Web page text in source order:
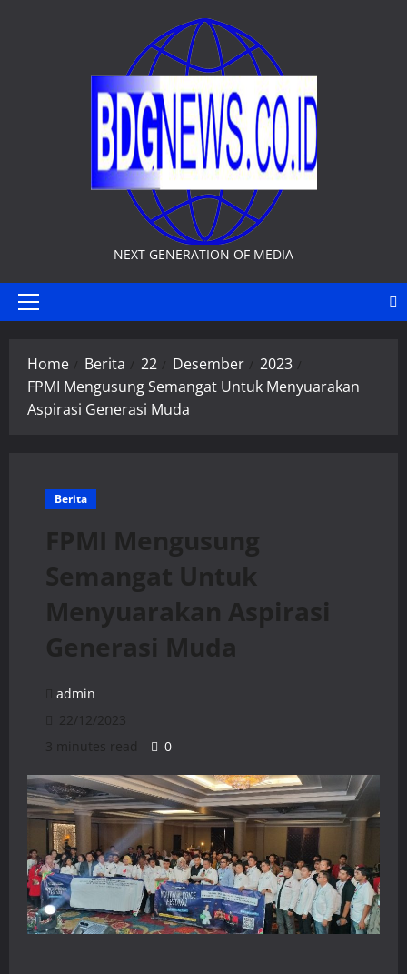
NEXT GENERATION OF MEDIA
Primary
Home Berita 22 Desember
2023
FPMI Mengusung Semangat Untuk Menyuarakan
Aspirasi Generasi Muda
Berita
FPMI Mengusung
Semangat Untuk
Menyuarakan Aspirasi
Generasi Muda
admin
22/12/2023
3 minutes read
0